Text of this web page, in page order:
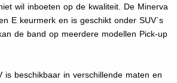
wil inboeten op de kwaliteit. De Minerva
E keurmerk en is geschikt onder SUV`s
de band op meerdere modellen Pick-up
is beschikbaar in verschillende maten en